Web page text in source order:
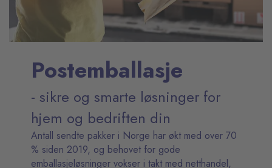
Postemballasje
- sikre og smarte løsninger for
hjem og bedriften din
Antall sendte pakker i Norge har økt med over 70
% siden 2019, og behovet for gode
emballasjeløsninger vokser i takt med netthandel,